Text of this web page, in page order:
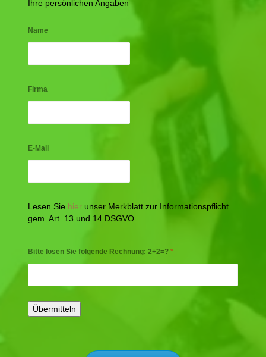
Ihre persönlichen Angaben
Name
Firma
E-Mail
Lesen Sie hier unser Merkblatt zur Informationspflicht
gem. Art. 13 und 14 DSGVO
Bitte lösen Sie folgende Rechnung: 2+2=? *